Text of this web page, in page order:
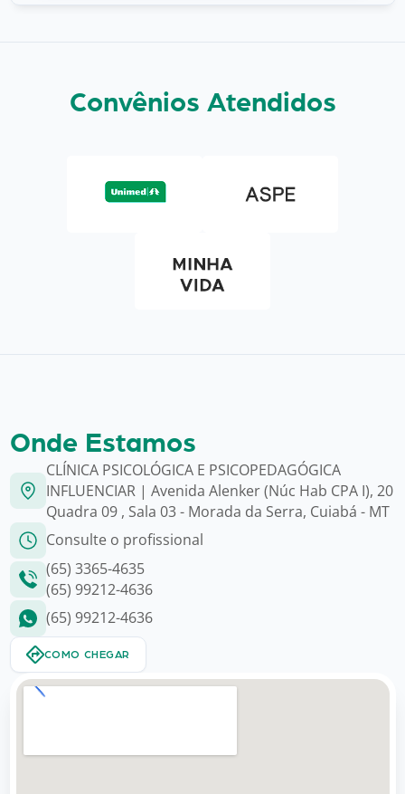
Convênios Atendidos
Onde Estamos
CLÍNICA PSICOLÓGICA E PSICOPEDAGÓGICA
INFLUENCIAR | Avenida Alenker (Núc Hab CPA I), 20
Quadra 09 , Sala 03 - Morada da Serra, Cuiabá - MT
Consulte o profissional
(65) 3365-4635
(65) 99212-4636
(65) 99212-4636
COMO CHEGAR